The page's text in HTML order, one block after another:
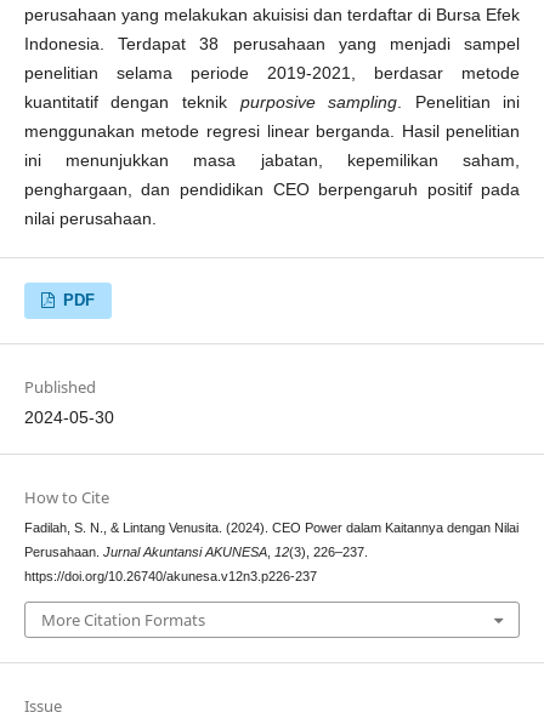
perusahaan yang melakukan akuisisi dan terdaftar di Bursa Efek
Indonesia. Terdapat 38 perusahaan yang menjadi sampel
penelitian selama periode 2019-2021, berdasar metode
kuantitatif dengan teknik purposive sampling . Penelitian ini
menggunakan metode regresi linear berganda. Hasil penelitian
ini menunjukkan masa jabatan, kepemilikan saham,
penghargaan, dan pendidikan CEO berpengaruh positif pada
nilai perusahaan.
PDF
Published
2024-05-30
How to Cite
Fadilah, S. N., & Lintang Venusita. (2024). CEO Power dalam Kaitannya dengan Nilai
Perusahaan. Jurnal Akuntansi AKUNESA, 12(3), 226–237.
https://doi.org/10.26740/akunesa.v12n3.p226-237
More Citation Formats
Issue